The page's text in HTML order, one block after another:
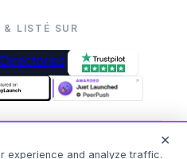
& LISTÉ SUR
réservés. Fait avec ❤️ pour
✕
experience and analyze traffic.